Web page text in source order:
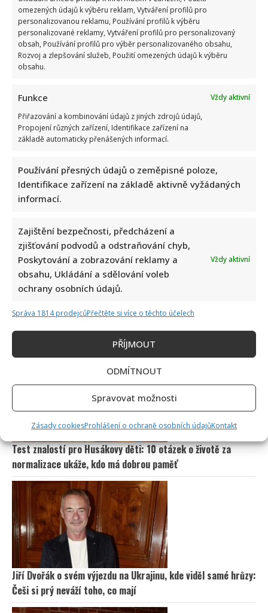
omezených údajů k výběru reklam, Vytváření profilů pro
personalizovanou reklamu, Používání profilů k výběru
personalizované reklamy, Vytváření profilů pro personalizovaný
obsah, Používání profilů pro výběr personalizovaného obsahu,
Rozvoj a zlepšování služeb, Použití omezených údajů k výběru
obsahu.
Funkce
Vždy aktivní
Přiřazování a kombinování údajů z jiných zdrojů údajů,
Propojení různých zařízení, Identifikace zařízení na
základě automaticky přenášených informací.
Používání přesných údajů o zeměpisné poloze,
Identifikace zařízení na základě aktivně vyžádaných
informací.
Zajištění bezpečnosti, předcházení a
zjišťování podvodů a odstraňování chyb,
Poskytování a zobrazování reklamy a
obsahu, Ukládání a sdělování voleb
ochrany osobních údajů.
Vždy aktivní
Správa 1814 prodejcůPřečtěte si více o těchto účelech
PŘÍJMOUT
ODMÍTNOUT
Spravovat možnosti
Zásady cookiesProhlášení o ochraně osobních údajůKontakt
Václav Klaus se v televizi zastal Ruska: Jeho obhajoba a
Vtip na adresu Tomia Okamury nepadl na úrodnou půdu:
Předseda Sněmovny ho nepochopil a akorát se ztrapnil
Test znalostí pro Husákovy děti: 10 otázek o životě za
normalizace ukáže, kdo má dobrou paměť
Jiří Dvořák o svém výjezdu na Ukrajinu, kde viděl samé hrůzy:
Češi si prý neváží toho, co mají